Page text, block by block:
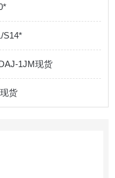
S14*
1JM现货
货